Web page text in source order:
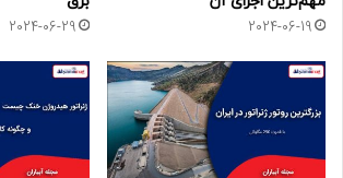
2024-06-19
2024-06-29